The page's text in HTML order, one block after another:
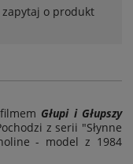
zapytaj o produkt
Głupi i Głupszy
z serii "Słynne
- model z 1984